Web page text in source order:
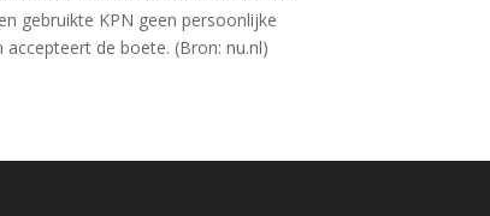
gebruikte KPN geen persoonlijke
de boete. (Bron: nu.nl)